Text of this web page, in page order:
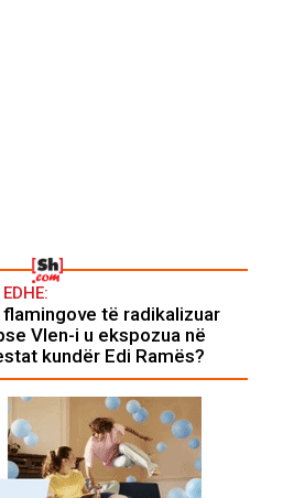
flamingove të radikalizuar
Vlen-i u ekspozua në
kundër Edi Ramës?